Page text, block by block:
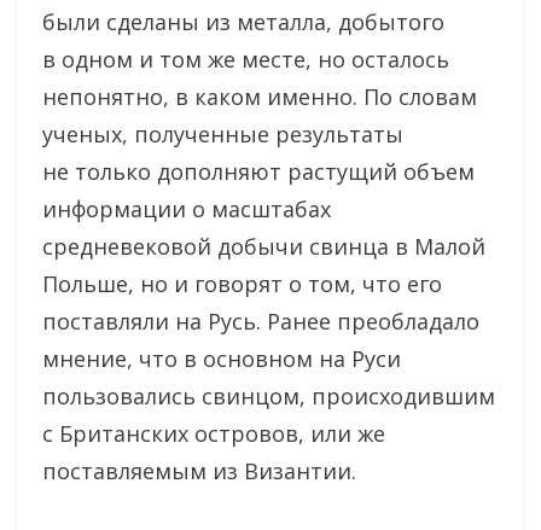
были сделаны из металла, добытого
в одном и том же месте, но осталось
непонятно, в каком именно. По словам
ученых, полученные результаты
не только дополняют растущий объем
информации о масштабах
средневековой добычи свинца в Малой
Польше, но и говорят о том, что его
поставляли на Русь. Ранее преобладало
мнение, что в основном на Руси
пользовались свинцом, происходившим
с Британских островов, или же
поставляемым из Византии.